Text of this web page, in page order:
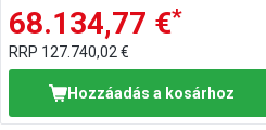
68.134,77 €*
RRP 127.740,02 €
Hozzáadás a kosárhoz